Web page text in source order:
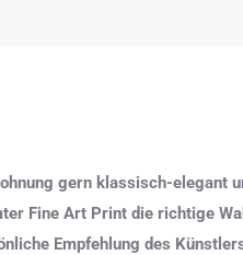
gern klassisch-elegant
Fine Art Print die richtige
Empfehlung des